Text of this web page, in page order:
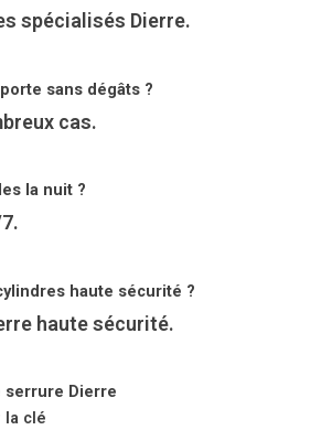
spécialisés Dierre.
sans dégâts ?
cas.
la nuit ?
haute sécurité ?
haute sécurité.
serrure Dierre
la clé